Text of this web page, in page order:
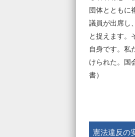
団体とともに
議員が出席し
と捉えます。
自身です。私
けられた。
書）
憲法違反の